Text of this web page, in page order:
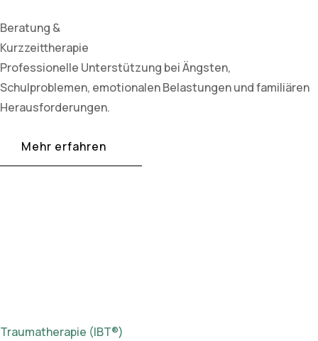
Beratung &
Kurzzeittherapie
Professionelle Unterstützung bei Ängsten,
Schulproblemen, emotionalen Belastungen und familiären
Herausforderungen.
Mehr erfahren
Traumatherapie (IBT®)